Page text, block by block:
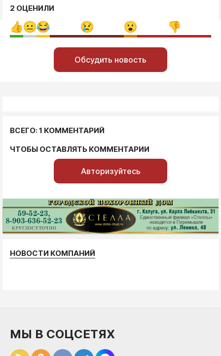
2 ОЦЕНИЛИ
Обсудить новость
ВСЕГО: 1 КОММЕНТАРИЙ
ЧТОБЫ ОСТАВЛЯТЬ КОММЕНТАРИИ
Авторизуйтесь
НОВОСТИ КОМПАНИЙ
МЫ В СОЦСЕТЯХ